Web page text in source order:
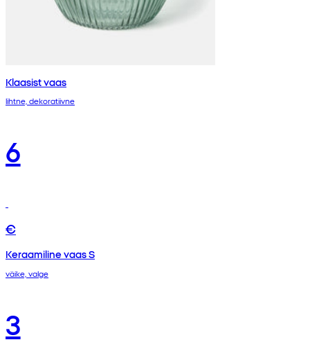
Klaasist vaas
lihtne, dekoratiivne
6
€
Keraamiline vaas S
väike, valge
3